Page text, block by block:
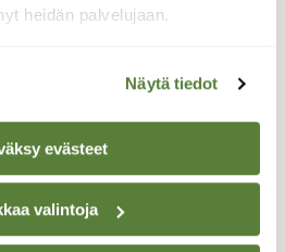
heidän palvelujaan.
Näytä tiedot
evästeet
valintoja